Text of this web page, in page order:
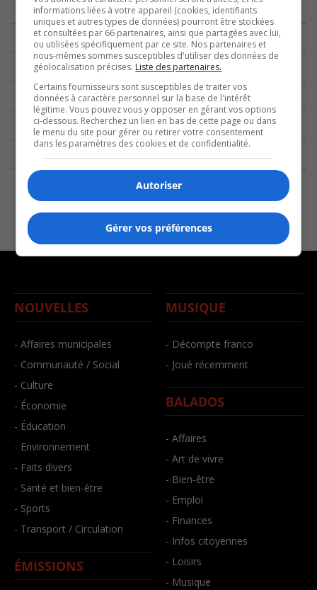
NOUVELLES
- Affaires municipales
- Communauté / Social
- Culture
- Économie
- Éducation
- Environnement
- Faits divers
- Santé et bien-être
- Sports
- Transport / Circulation
ÉMISSIONS
MUSIQUE
- Décompte franco
- Joué récemment
BALADOS
- Affaires
- Art de vivre
- Bien-être
- Emploi
- Finances
- Infos citoyennes
- Loisirs
- Musique
informations liées à votre appareil (cookies, identifiants
uniques et autres types de données) pourront être stockées
et consultées par 66 partenaires, ainsi que partagées avec lui,
ou utilisées spécifiquement par ce site. Nos partenaires et
nous-mêmes sommes susceptibles d'utiliser des données de
géolocalisation précises. Liste des partenaires.
Certains fournisseurs sont susceptibles de traiter vos
données à caractère personnel sur la base de l'intérêt
légitime. Vous pouvez vous y opposer en gérant vos options
ci-dessous. Recherchez un lien en bas de cette page ou dans
le menu du site pour gérer ou retirer votre consentement
dans les paramètres des cookies et de confidentialité.
Autoriser
Gérer vos préférences